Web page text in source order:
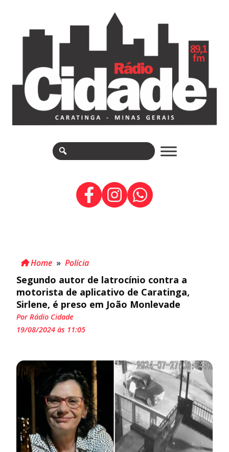
Home » Polícia
Segundo autor de latrocínio contra a
motorista de aplicativo de Caratinga,
Sirlene, é preso em João Monlevade
Por Rádio Cidade
19/08/2024 às 11:05